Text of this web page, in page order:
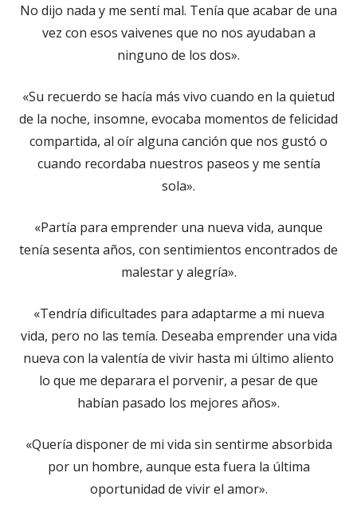
No dijo nada y me sentí mal. Tenía que acabar de una
vez con esos vaivenes que no nos ayudaban a
ninguno de los dos».
«Su recuerdo se hacía más vivo cuando en la quietud
de la noche, insomne, evocaba momentos de felicidad
compartida, al oír alguna canción que nos gustó o
cuando recordaba nuestros paseos y me sentía
sola».
«Partía para emprender una nueva vida, aunque
tenía sesenta años, con sentimientos encontrados de
malestar y alegría».
«Tendría dificultades para adaptarme a mi nueva
vida, pero no las temía. Deseaba emprender una vida
nueva con la valentía de vivir hasta mi último aliento
lo que me deparara el porvenir, a pesar de que
habían pasado los mejores años».
«Quería disponer de mi vida sin sentirme absorbida
por un hombre, aunque esta fuera la última
oportunidad de vivir el amor».